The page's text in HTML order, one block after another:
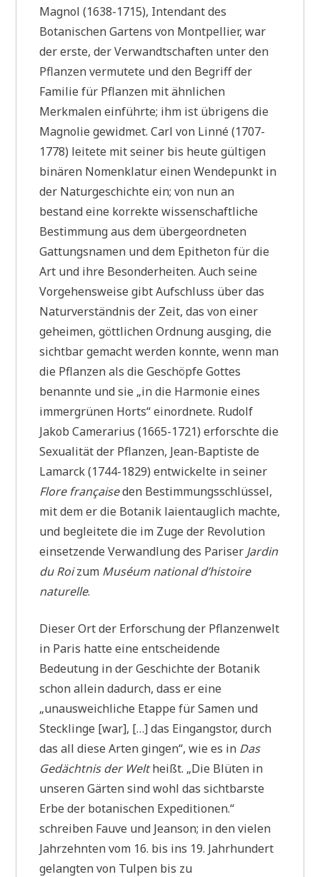
Magnol (1638-1715), Intendant des
Botanischen Gartens von Montpellier, war
der erste, der Verwandtschaften unter den
Pflanzen vermutete und den Begriff der
Familie für Pflanzen mit ähnlichen
Merkmalen einführte; ihm ist übrigens die
Magnolie gewidmet. Carl von Linné (1707-
1778) leitete mit seiner bis heute gültigen
binären Nomenklatur einen Wendepunkt in
der Naturgeschichte ein; von nun an
bestand eine korrekte wissenschaftliche
Bestimmung aus dem übergeordneten
Gattungsnamen und dem Epitheton für die
Art und ihre Besonderheiten. Auch seine
Vorgehensweise gibt Aufschluss über das
Naturverständnis der Zeit, das von einer
geheimen, göttlichen Ordnung ausging, die
sichtbar gemacht werden konnte, wenn man
die Pflanzen als die Geschöpfe Gottes
benannte und sie „in die Harmonie eines
immergrünen Horts“ einordnete. Rudolf
Jakob Camerarius (1665-1721) erforschte die
Sexualität der Pflanzen, Jean-Baptiste de
Lamarck (1744-1829) entwickelte in seiner
Flore françaiseden Bestimmungsschlüssel,
mit dem er die Botanik laientauglich machte,
und begleitete die im Zuge der Revolution
einsetzende Verwandlung des Pariser Jardin
du Roizum Muséum national d’histoire
naturelle.
Dieser Ort der Erforschung der Pflanzenwelt
in Paris hatte eine entscheidende
Bedeutung in der Geschichte der Botanik
schon allein dadurch, dass er eine
„unausweichliche Etappe für Samen und
Stecklinge [war], […] das Eingangstor, durch
das all diese Arten gingen“, wie es in Das
Gedächtnis der Weltheißt. „Die Blüten in
unseren Gärten sind wohl das sichtbarste
Erbe der botanischen Expeditionen.“
schreiben Fauve und Jeanson; in den vielen
Jahrzehnten vom 16. bis ins 19. Jahrhundert
gelangten von Tulpen bis zu